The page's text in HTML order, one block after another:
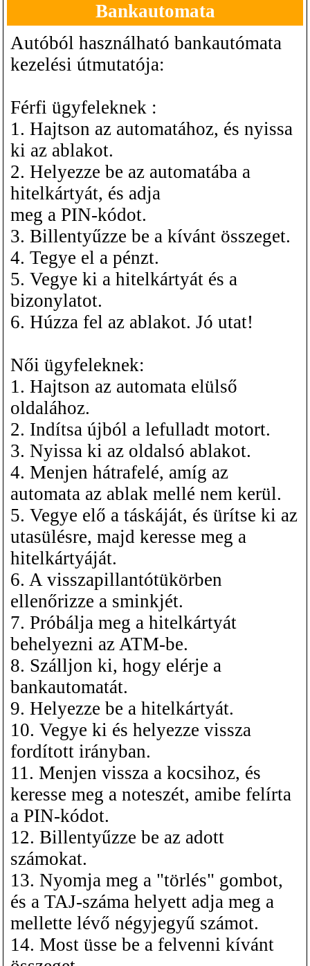
Bankautomata
Autóból használható bankautómata
kezelési útmutatója:
Férfi ügyfeleknek :
1. Hajtson az automatához, és nyissa
ki az ablakot.
2. Helyezze be az automatába a
hitelkártyát, és adja
meg a PIN-kódot.
3. Billentyűzze be a kívánt összeget.
4. Tegye el a pénzt.
5. Vegye ki a hitelkártyát és a
bizonylatot.
6. Húzza fel az ablakot. Jó utat!
Női ügyfeleknek:
1. Hajtson az automata elülső
oldalához.
2. Indítsa újból a lefulladt motort.
3. Nyissa ki az oldalsó ablakot.
4. Menjen hátrafelé, amíg az
automata az ablak mellé nem kerül.
5. Vegye elő a táskáját, és ürítse ki az
utasülésre, majd keresse meg a
hitelkártyáját.
6. A visszapillantótükörben
ellenőrizze a sminkjét.
7. Próbálja meg a hitelkártyát
behelyezni az ATM-be.
8. Szálljon ki, hogy elérje a
bankautomatát.
9. Helyezze be a hitelkártyát.
10. Vegye ki és helyezze vissza
fordított irányban.
11. Menjen vissza a kocsihoz, és
keresse meg a noteszét, amibe felírta
a PIN-kódot.
12. Billentyűzze be az adott
számokat.
13. Nyomja meg a "törlés" gombot,
és a TAJ-száma helyett adja meg a
mellette lévő négyjegyű számot.
14. Most üsse be a felvenni kívánt